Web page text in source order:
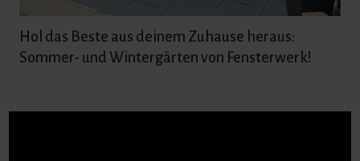
Hol das Beste aus deinem Zuhause heraus:
Sommer- und Wintergärten von Fensterwerk!